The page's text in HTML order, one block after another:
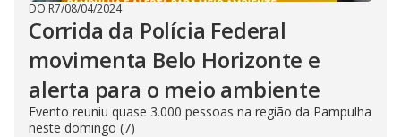
DO R7/08/04/2024
Corrida da Polícia Federal
movimenta Belo Horizonte e
alerta para o meio ambiente
Evento reuniu quase 3.000 pessoas na região da Pampulha
neste domingo (7)